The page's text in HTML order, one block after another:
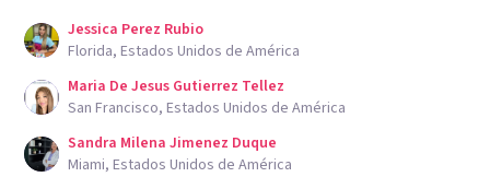
Jessica Perez Rubio
Florida, Estados Unidos de América
Maria De Jesus Gutierrez Tellez
San Francisco, Estados Unidos de América
Sandra Milena Jimenez Duque
Miami, Estados Unidos de América